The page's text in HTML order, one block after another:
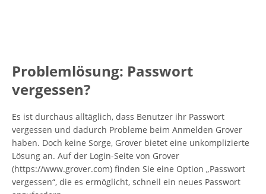
Problemlösung: Passwort
vergessen?
Es ist durchaus alltäglich, dass Benutzer ihr Passwort
vergessen und dadurch Probleme beim Anmelden Grover
haben. Doch keine Sorge, Grover bietet eine unkomplizierte
Lösung an. Auf der Login-Seite von Grover
(https://www.grover.com) finden Sie eine Option „Passwort
vergessen“, die es ermöglicht, schnell ein neues Passwort